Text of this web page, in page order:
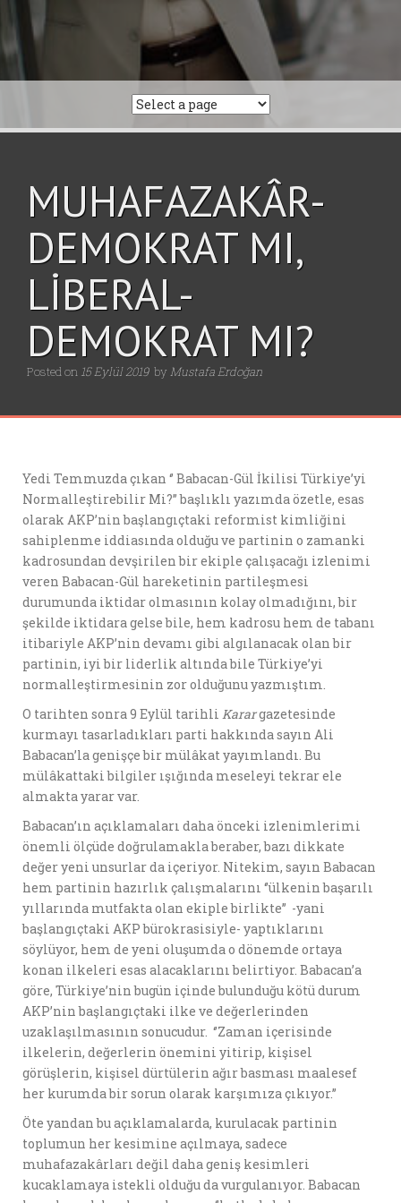
MUHAFAZAKÂR-
DEMOKRAT MI,
LİBERAL-
DEMOKRAT MI?
Posted on 15 Eylül 2019 by Mustafa Erdoğan
Yedi Temmuzda çıkan ‘’ Babacan-Gül İkilisi Türkiye’yi
Normalleştirebilir Mi?’’ başlıklı yazımda özetle, esas
olarak AKP’nin başlangıçtaki reformist kimliğini
sahiplenme iddiasında olduğu ve partinin o zamanki
kadrosundan devşirilen bir ekiple çalışacağı izlenimi
veren Babacan-Gül hareketinin partileşmesi
durumunda iktidar olmasının kolay olmadığını, bir
şekilde iktidara gelse bile, hem kadrosu hem de tabanı
itibariyle AKP’nin devamı gibi algılanacak olan bir
partinin, iyi bir liderlik altında bile Türkiye’yi
normalleştirmesinin zor olduğunu yazmıştım.
O tarihten sonra 9 Eylül tarihli Karargazetesinde
kurmayı tasarladıkları parti hakkında sayın Ali
Babacan’la genişçe bir mülâkat yayımlandı. Bu
mülâkattaki bilgiler ışığında meseleyi tekrar ele
almakta yarar var.
Babacan’ın açıklamaları daha önceki izlenimlerimi
önemli ölçüde doğrulamakla beraber, bazı dikkate
değer yeni unsurlar da içeriyor. Nitekim, sayın Babacan
hem partinin hazırlık çalışmalarını ‘’ülkenin başarılı
yıllarında mutfakta olan ekiple birlikte’’ -yani
başlangıçtaki AKP bürokrasisiyle- yaptıklarını
söylüyor, hem de yeni oluşumda o dönemde ortaya
konan ilkeleri esas alacaklarını belirtiyor. Babacan’a
göre, Türkiye’nin bugün içinde bulunduğu kötü durum
AKP’nin başlangıçtaki ilke ve değerlerinden
uzaklaşılmasının sonucudur. ‘’Zaman içerisinde
ilkelerin, değerlerin önemini yitirip, kişisel
görüşlerin, kişisel dürtülerin ağır basması maalesef
her kurumda bir sorun olarak karşımıza çıkıyor.’’
Öte yandan bu açıklamalarda, kurulacak partinin
toplumun her kesimine açılmaya, sadece
muhafazakârları değil daha geniş kesimleri
kucaklamaya istekli olduğu da vurgulanıyor. Babacan